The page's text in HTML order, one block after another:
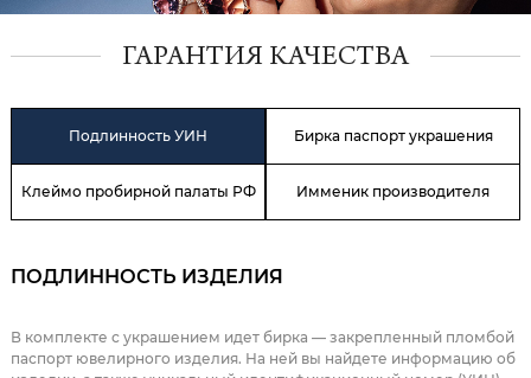
ГАРАНТИЯ КАЧЕСТВА
Подлинность УИН Бирка паспорт украшения
Клеймо пробирной палаты РФ Имменик производителя
ПОДЛИННОСТЬ ИЗДЕЛИЯ
В комплекте с украшением идет бирка — закрепленный пломбой
паспорт ювелирного изделия. На ней вы найдете информацию об